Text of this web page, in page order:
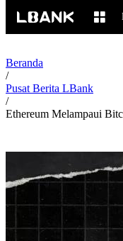
Beranda
/
Pusat Berita LBank
/
Ethereum Melampaui